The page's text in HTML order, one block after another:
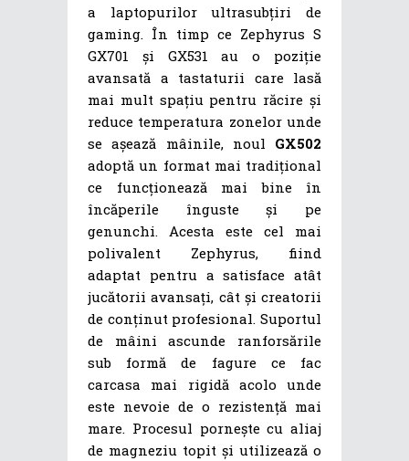
a laptopurilor ultrasubțiri de
gaming. În timp ce Zephyrus S
GX701 și GX531 au o poziție
avansată a tastaturii care lasă
mai mult spațiu pentru răcire și
reduce temperatura zonelor unde
se așează mâinile, noul GX502
adoptă un format mai tradițional
ce funcționează mai bine în
încăperile înguste și pe
genunchi. Acesta este cel mai
polivalent Zephyrus, fiind
adaptat pentru a satisface atât
jucătorii avansați, cât și creatorii
de conținut profesional. Suportul
de mâini ascunde ranforsările
sub formă de fagure ce fac
carcasa mai rigidă acolo unde
este nevoie de o rezistență mai
mare. Procesul pornește cu aliaj
de magneziu topit și utilizează o